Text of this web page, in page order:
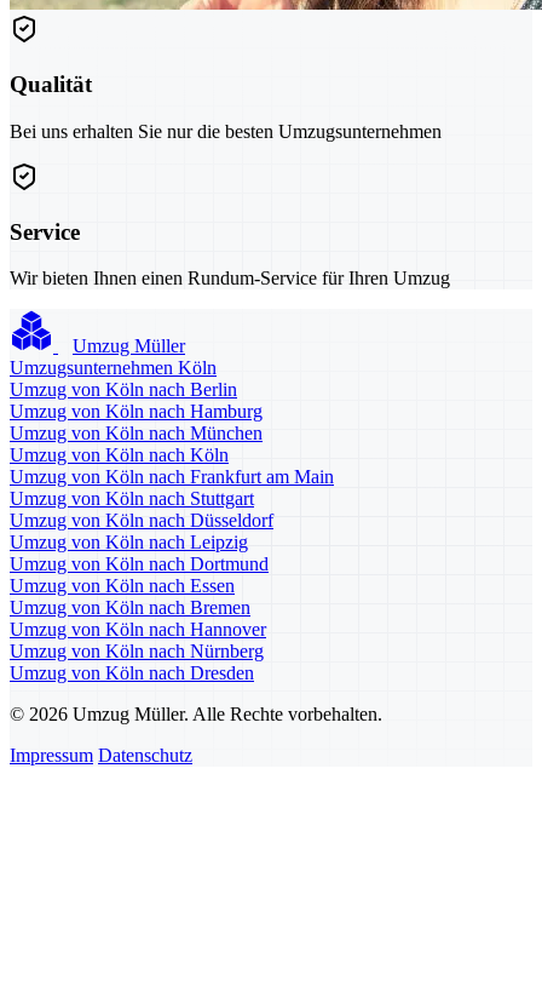
Qualität
Bei uns erhalten Sie nur die besten Umzugsunternehmen
Service
Wir bieten Ihnen einen Rundum-Service für Ihren Umzug
Umzug Müller
Umzugsunternehmen Köln
Umzug von Köln nach Berlin
Umzug von Köln nach Hamburg
Umzug von Köln nach München
Umzug von Köln nach Köln
Umzug von Köln nach Frankfurt am Main
Umzug von Köln nach Stuttgart
Umzug von Köln nach Düsseldorf
Umzug von Köln nach Leipzig
Umzug von Köln nach Dortmund
Umzug von Köln nach Essen
Umzug von Köln nach Bremen
Umzug von Köln nach Hannover
Umzug von Köln nach Nürnberg
Umzug von Köln nach Dresden
© 2026 Umzug Müller. Alle Rechte vorbehalten.
Impressum Datenschutz